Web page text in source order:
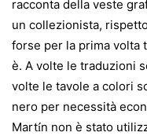
racconta della veste
un collezionista,
forse per la prima volta
è. A volte le traduzioni
volte le tavole a colori
nero per necessità
Martín non è stato